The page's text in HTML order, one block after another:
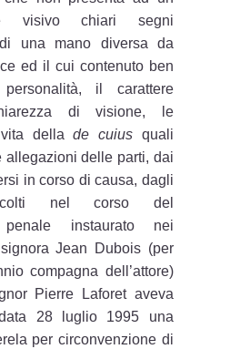
visivo chiari segni
di una mano diversa da
ed il cui contenuto ben
il carattere
di visione, le
vita dellade cuius quali
allegazioni delle parti, dai
in corso di causa, dagli
nel corso del
penale instaurato nei
Jean Dubois (per
compagna dell’attore)
Pierre Laforet aveva
28 luglio 1995 una
per circonvenzione di